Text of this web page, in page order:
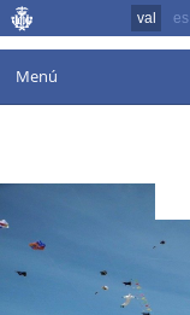
val es
Menú
Agenda
Instal·lacions
Comunicació